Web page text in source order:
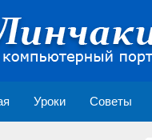
Уроки Советы